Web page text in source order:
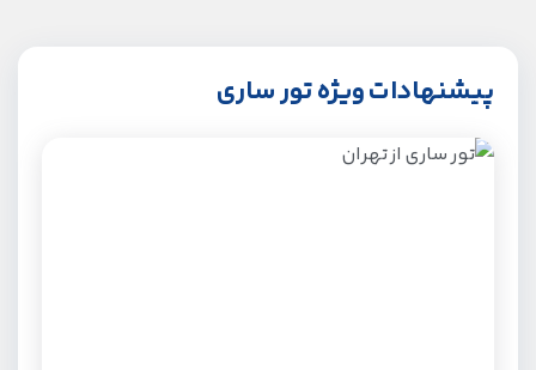
پیشنهادات ویژه تور ساری